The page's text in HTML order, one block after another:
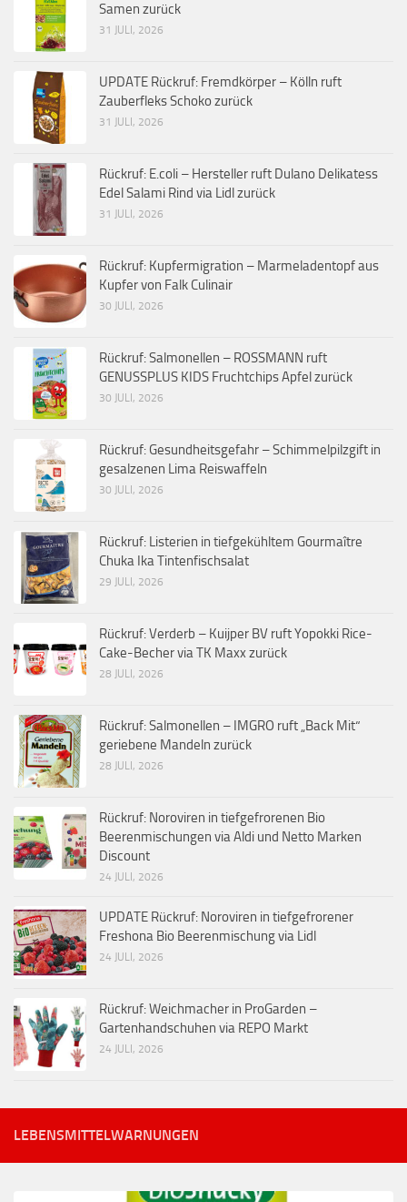
Samen zurück
31 JULI, 2026
UPDATE Rückruf: Fremdkörper – Kölln ruft
Zauberfleks Schoko zurück
31 JULI, 2026
Rückruf: E.coli – Hersteller ruft Dulano Delikatess
Edel Salami Rind via Lidl zurück
31 JULI, 2026
Rückruf: Kupfermigration – Marmeladentopf aus
Kupfer von Falk Culinair
30 JULI, 2026
Rückruf: Salmonellen – ROSSMANN ruft
GENUSSPLUS KIDS Fruchtchips Apfel zurück
30 JULI, 2026
Rückruf: Gesundheitsgefahr – Schimmelpilzgift in
gesalzenen Lima Reiswaffeln
30 JULI, 2026
Rückruf: Listerien in tiefgekühltem Gourmaître
Chuka Ika Tintenfischsalat
29 JULI, 2026
Rückruf: Verderb – Kuijper BV ruft Yopokki Rice-
Cake-Becher via TK Maxx zurück
28 JULI, 2026
Rückruf: Salmonellen – IMGRO ruft „Back Mit“
geriebene Mandeln zurück
28 JULI, 2026
Rückruf: Noroviren in tiefgefrorenen Bio
Beerenmischungen via Aldi und Netto Marken
Discount
24 JULI, 2026
UPDATE Rückruf: Noroviren in tiefgefrorener
Freshona Bio Beerenmischung via Lidl
24 JULI, 2026
Rückruf: Weichmacher in ProGarden –
Gartenhandschuhen via REPO Markt
24 JULI, 2026
LEBENSMITTELWARNUNGEN